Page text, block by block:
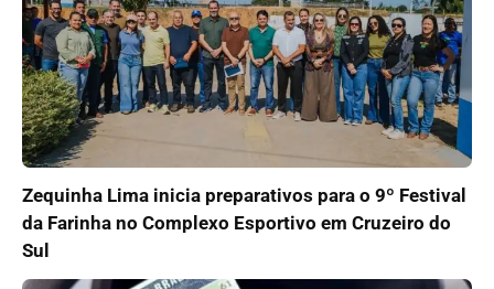
Zequinha Lima inicia preparativos para o 9º Festival
da Farinha no Complexo Esportivo em Cruzeiro do
Sul